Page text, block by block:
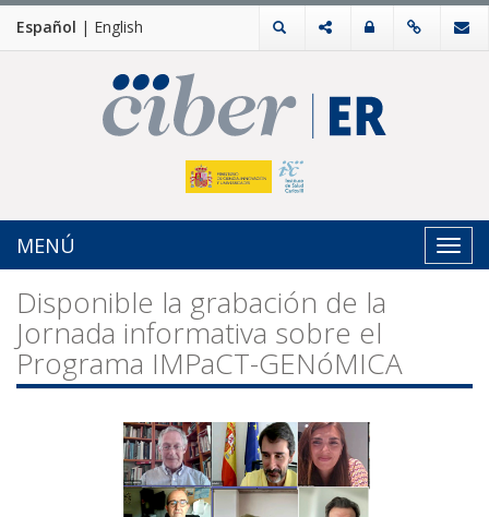
Español | English
MENÚ
Disponible la grabación de la
Jornada informativa sobre el
Programa IMPaCT-GENóMICA